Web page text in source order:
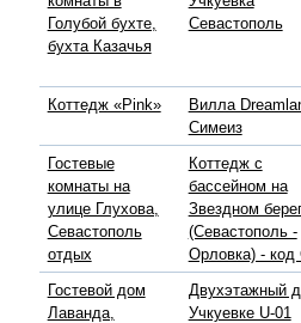
Голубой бухте,
бухта Казачья
Севастополь
Коттедж «Pink»
Вилла
Симеиз
Гостевые
комнаты на
улице Глухова,
Севастополь
отдых
Коттедж с
бассейном на
Звездном
(Севастополь -
Орловка) - код
Гостевой дом
Лаванда,
Двухэтажный
Учкуевке U-01